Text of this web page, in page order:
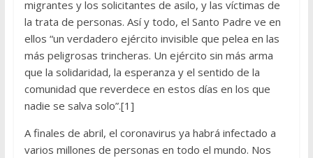
migrantes y los solicitantes de asilo, y las víctimas de
la trata de personas. Así y todo, el Santo Padre ve en
ellos “un verdadero ejército invisible que pelea en las
más peligrosas trincheras. Un ejército sin más arma
que la solidaridad, la esperanza y el sentido de la
comunidad que reverdece en estos días en los que
nadie se salva solo”.[1]
A finales de abril, el coronavirus ya habrá infectado a
varios millones de personas en todo el mundo. Nos